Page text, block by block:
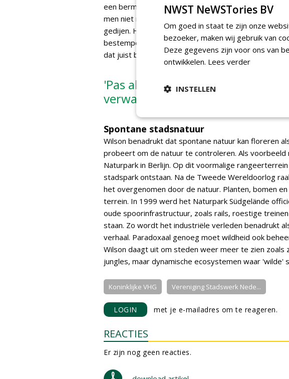
een berm gingen maaien, die juist bewust door de
men niet meer zulke bermen beschouwt als
gedijen. Hij hekelt ook de standaard gazonnetjes als
bestempelt gazongras als een invasieve exoot. En
dat juist bekend staat om de strakke grastuintjes.
'Pas als men niet meer zulke
verwaarloosd, kan spontaan
Spontane stadsnatuur
Wilson benadrukt dat spontane natuur kan floreren
probeert om de natuur te controleren. Als voorbeeld
Naturpark in Berlijn. Op dit voormalige
stadspark ontstaan. Na de Tweede Wereldoorlog
het overgenomen door de natuur. Planten, bomen
terrein. In 1999 werd het Naturpark Südgelände
oude spoorinfrastructuur, zoals rails, roestige
staan. Zo wordt het industriële verleden benadrukt
verhaal. Paradoxaal genoeg moet wildheid ook
Wilson daagt uit om steden weer meer te zien zoals
jungles, maar dynamische ecosystemen waar 'wilde'
Koninklijke VHG Vereniging Stadswerk Nede...
LOGIN met je e-mailadres om te reageren.
REACTIES
Er zijn nog geen reacties.
NWST NeWSTories BV
Om goed in staat te zijn onze
bezoeker, maken wij gebruik van
Deze gegevens zijn voor ons van
ontwikkelen. Lees verder
INSTELLEN